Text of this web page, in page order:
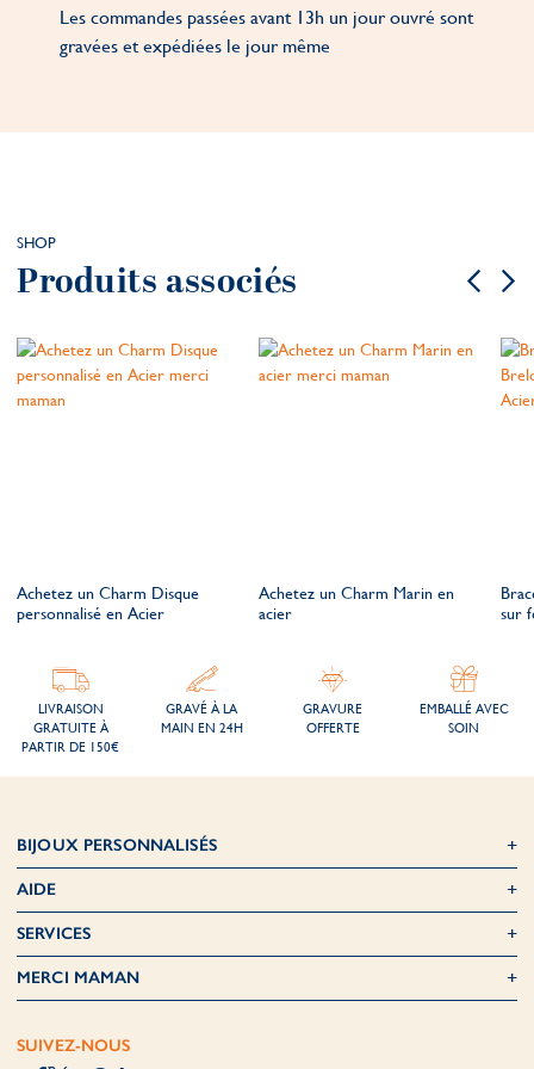
Les commandes passées avant 13h un jour ouvré sont
gravées et expédiées le jour même
SHOP
Produits associés
Achetez un Charm Disque
personnalisé en Acier
Achetez un Charm Marin en
acier
sur
LIVRAISON
GRATUITE À
PARTIR DE 150€
GRAVÉ À LA
MAIN EN 24H
GRAVURE
OFFERTE
EMBALLÉ AVEC
SOIN
BIJOUX PERSONNALISÉS
AIDE
SERVICES
MERCI MAMAN
SUIVEZ-NOUS